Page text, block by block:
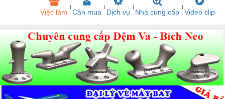
Việc làm Cần mua Dịch vụ Nhà cung cấp Video clip